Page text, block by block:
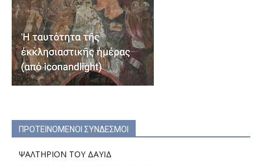
ΠΡΟΤΕΙΝΟΜΕΝΟΙ ΣΥΝΔΕΣΜΟΙ
ΨΑΛΤΗΡΙΟΝ ΤΟΥ ΔΑΥΙΔ